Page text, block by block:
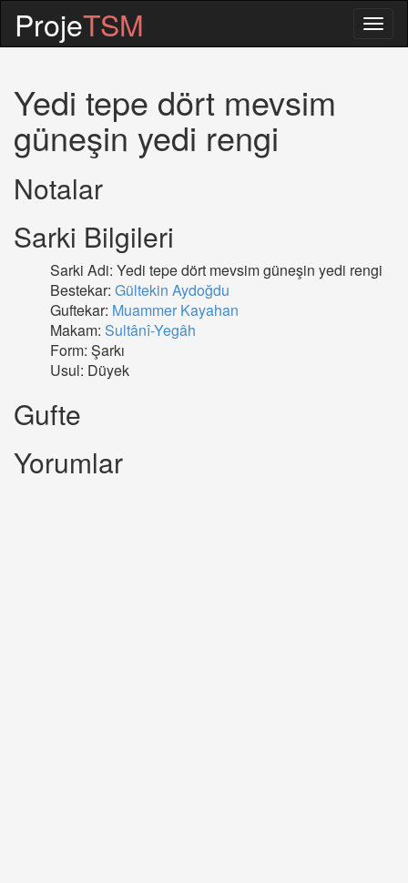
ProjeTSM
Yedi tepe dört mevsim
güneşin yedi rengi
Notalar
Sarki Bilgileri
Sarki Adi: Yedi tepe dört mevsim güneşin yedi rengi
Bestekar: Gültekin Aydoğdu
Guftekar: Muammer Kayahan
Makam: Sultânî-Yegâh
Form: Şarkı
Usul: Düyek
Gufte
Yorumlar